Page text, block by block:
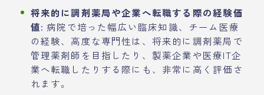
将来的に調剤薬局や企業へ転職する際の経験価
値: 病院で培った幅広い臨床知識、チーム医療
の経験、高度な専門性は、将来的に調剤薬局で
管理薬剤師を目指したり、製薬企業や医療IT企
業へ転職したりする際にも、非常に高く評価さ
れます。